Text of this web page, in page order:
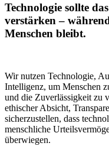
Technologie sollte
verstärken –
Menschen bleibt.
Wir nutzen Technologie,
Intelligenz, um Menschen
und die Zuverlässigkeit zu
ethischer Absicht,
sicherzustellen, dass
menschliche
überwiegen.